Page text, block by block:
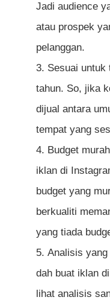
Jadi audience
atau prospek
pelanggan.
Sesuai untuk
tahun. So, jika
dijual antara
tempat yang
Budget
iklan di
budget yang
berkualiti
yang tiada
Analisis
dah buat iklan
lihat analisis